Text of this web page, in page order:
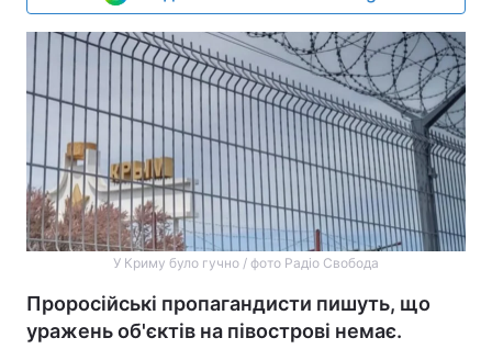
У Криму було гучно / фото Радіо Свобода
Проросійські пропагандисти пишуть, що
уражень об'єктів на півострові немає.